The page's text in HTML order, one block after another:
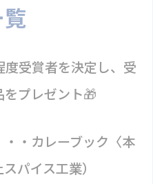
受賞者を決定し、受
プレゼント🎁
・カレーブック〈本
パイス工業）